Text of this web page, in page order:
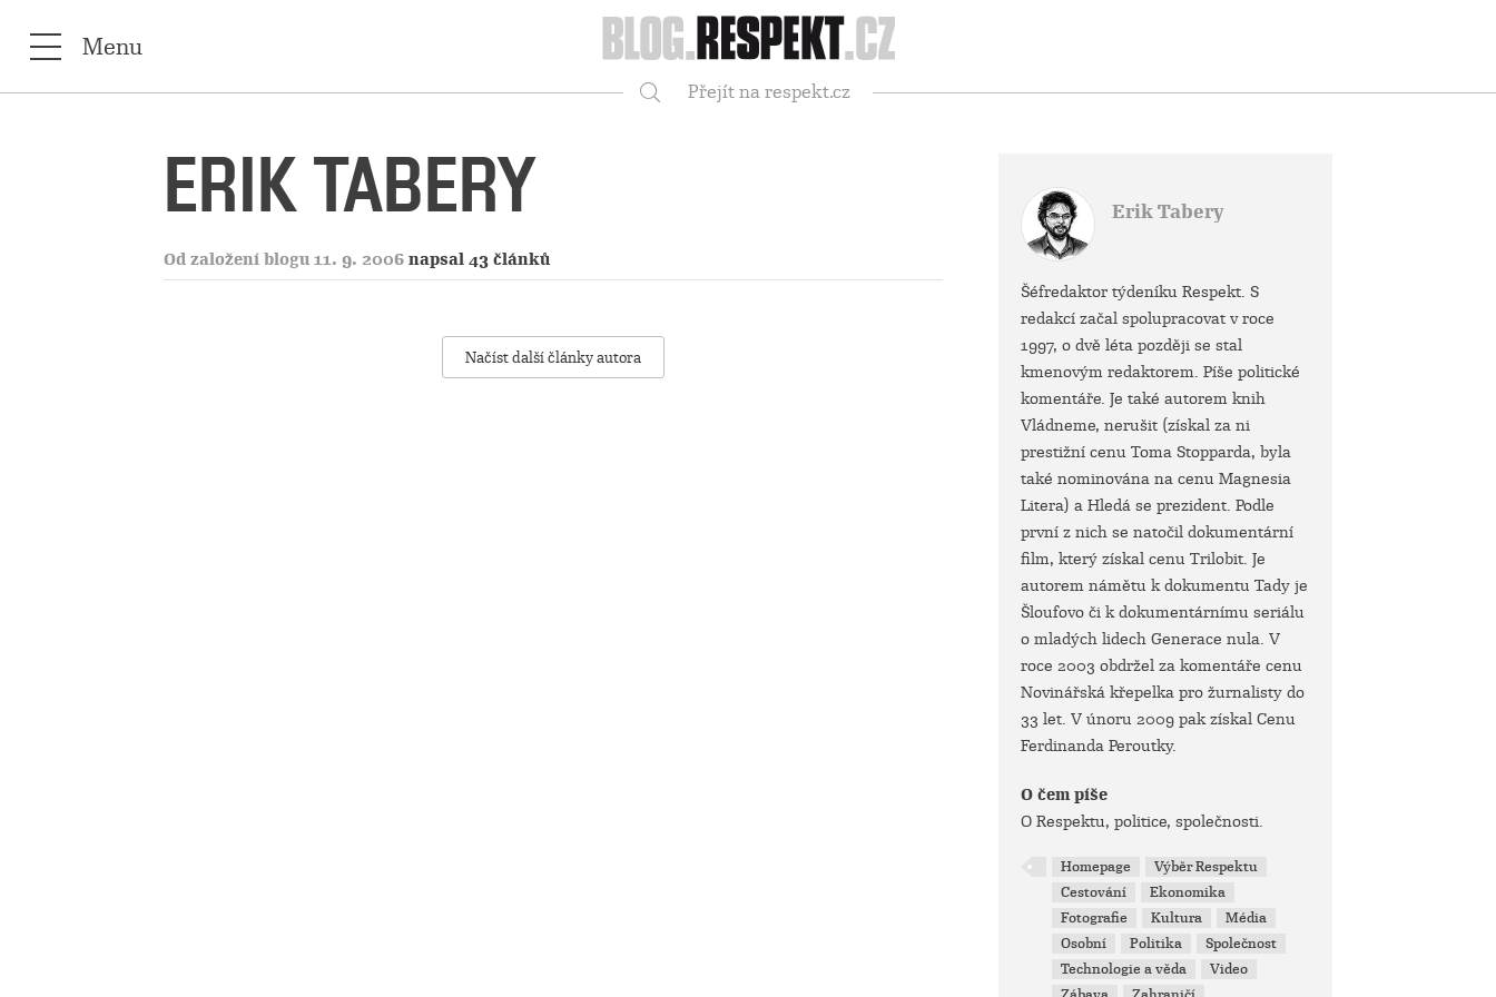
Respekt
Menu
Přejít na respekt.cz
ERIK TABERY
Od založení blogu 11. 9. 2006 napsal 43 článků
Načíst další články autora
Erik Tabery
Šéfredaktor týdeníku Respekt. S
redakcí začal spolupracovat v roce
1997, o dvě léta později se stal
kmenovým redaktorem. Píše politické
komentáře. Je také autorem knih
Vládneme, nerušit (získal za ni
prestižní cenu Toma Stopparda, byla
také nominována na cenu Magnesia
Litera) a Hledá se prezident. Podle
první z nich se natočil dokumentární
film, který získal cenu Trilobit. Je
autorem námětu k dokumentu Tady je
Šloufovo či k dokumentárnímu seriálu
o mladých lidech Generace nula. V
roce 2003 obdržel za komentáře cenu
Novinářská křepelka pro žurnalisty do
33 let. V únoru 2009 pak získal Cenu
Ferdinanda Peroutky.
O čem píše
O Respektu, politice, společnosti.
Homepage
Výběr Respektu
Cestování
Ekonomika
Fotografie
Kultura
Média
Osobní
Politika
Společnost
Technologie a věda
Video